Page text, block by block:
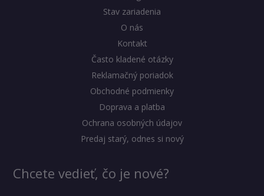
Stav zariadenia
O nás
Kontakt
Často kladené otázky
Reklamačný poriadok
Obchodné podmienky
Doprava a platba
Ochrana osobných údajov
Predaj starý, odnes si nový
Chcete vedieť, čo je nové?